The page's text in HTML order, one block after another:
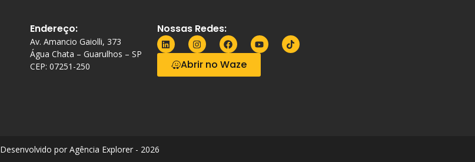
Endereço:
Av. Amancio Gaiolli, 373
Água Chata – Guarulhos – SP
CEP: 07251-250
Nossas Redes:
Abrir no Waze
Desenvolvido por Agência Explorer - 2026